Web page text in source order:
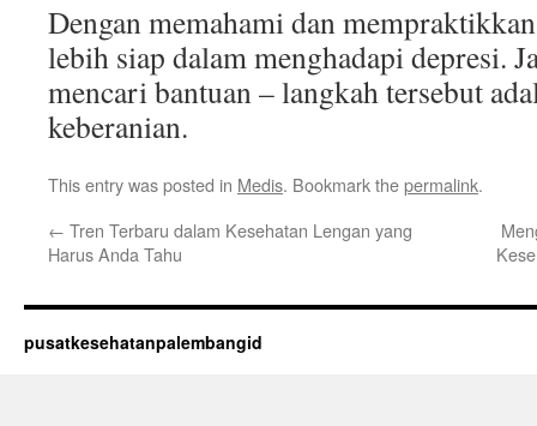
Dengan memahami dan
lebih siap dalam menghadapi depresi.
mencari bantuan – langkah tersebut
keberanian.
This entry was posted in Medis. Bookmark thepermalink.
← Tren Terbaru dalam Kesehatan Lengan yang
Harus Anda Tahu
pusatkesehatanpalembangid